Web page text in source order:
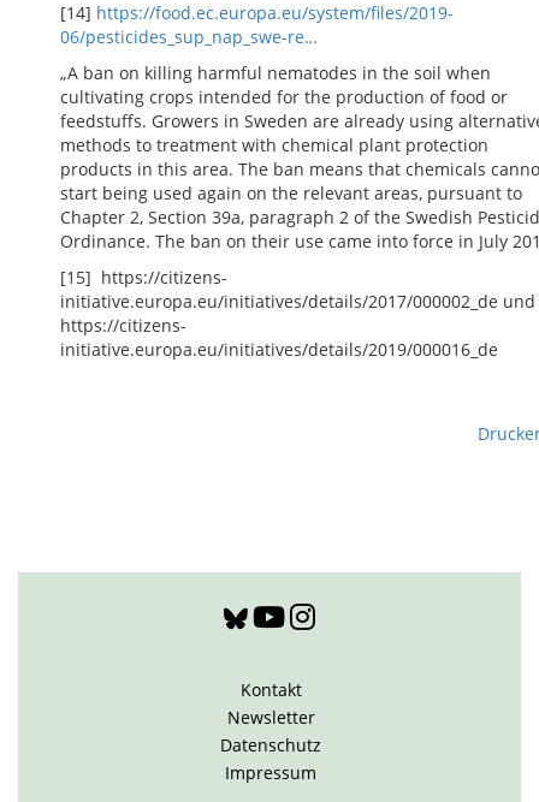
[14] https://food.ec.europa.eu/system/files/2019-
06/pesticides_sup_nap_swe-re…
„A ban on killing harmful nematodes in the soil when
cultivating crops intended for the production of food or
feedstuffs. Growers in Sweden are already using
methods to treatment with chemical plant protection
products in this area. The ban means that chemicals
start being used again on the relevant areas, pursuant to
Chapter 2, Section 39a, paragraph 2 of the Swedish
Ordinance. The ban on their use came into force in July
[15] https://citizens-
initiative.europa.eu/initiatives/details/2017/000002_de und
https://citizens-
initiative.europa.eu/initiatives/details/2019/000016_de
Kontakt
Newsletter
Datenschutz
Impressum